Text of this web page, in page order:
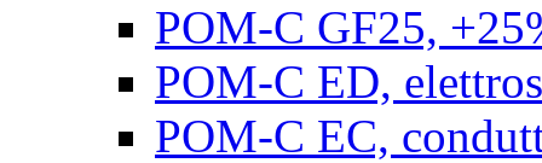
POM-C GF25,
POM-C ED,
POM-C EC,